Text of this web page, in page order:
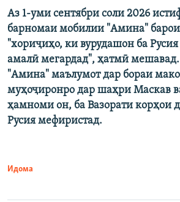
Аз 1-уми сентябри соли 2026
барномаи мобилии "Амина"
"хориҷиҳо, ки вурудашон ба Русия
амалӣ мегардад", ҳатмӣ
"Амина" маълумот дар бораи
муҳоҷиронро дар шаҳри Маскав
ҳамноми он, ба Вазорати корҳои
Русия мефиристад.
Идома